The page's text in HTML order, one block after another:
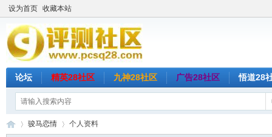
设为首页 收藏本站
论坛 精英28社区 九神28社区 广告28社区 悟道28
骏马恋情 个人资料